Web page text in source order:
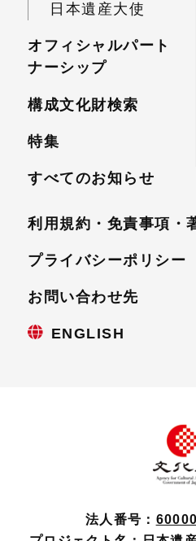
日本遺産大使
オフィシャルパート
ナーシップ
構成文化財検索
特集
すべてのお知らせ
利用規約・免責事項・
プライバシーポリシー
お問い合わせ先
ENGLISH
法人番号：